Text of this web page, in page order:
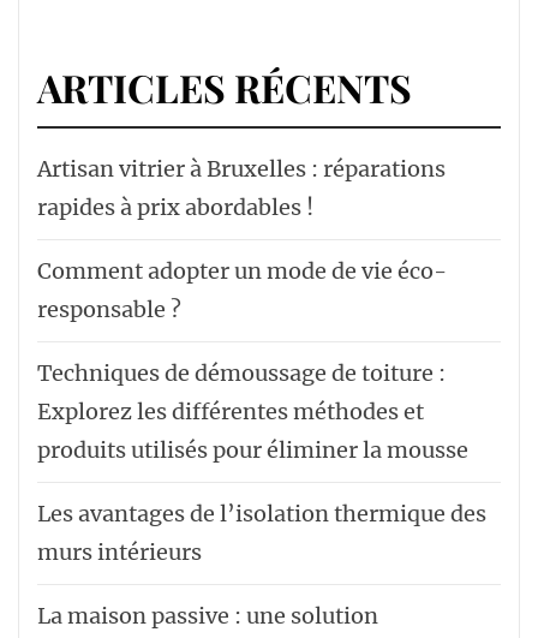
ARTICLES RÉCENTS
Artisan vitrier à Bruxelles : réparations
rapides à prix abordables !
Comment adopter un mode de vie éco-
responsable ?
Techniques de démoussage de toiture :
Explorez les différentes méthodes et
produits utilisés pour éliminer la mousse
Les avantages de l’isolation thermique des
murs intérieurs
La maison passive : une solution